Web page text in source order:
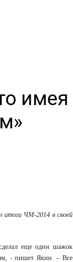
имея
итоги ЧМ-2014 в своей
еще один шажок
- пишет Якин. – Все